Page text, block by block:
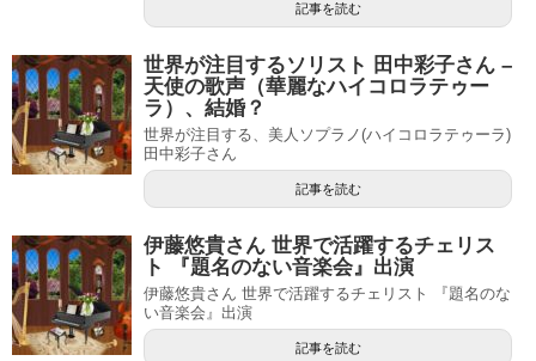
記事を読む
世界が注目するソリスト 田中彩子さん –
天使の歌声（華麗なハイコロラテゥー
ラ）、結婚？
世界が注目する、美人ソプラノ(ハイコロラテゥーラ)
田中彩子さん
記事を読む
伊藤悠貴さん 世界で活躍するチェリス
ト 『題名のない音楽会』出演
伊藤悠貴さん 世界で活躍するチェリスト 『題名のな
い音楽会』出演
記事を読む